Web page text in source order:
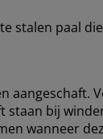
stalen paal
aangeschaft.
bij
wanneer